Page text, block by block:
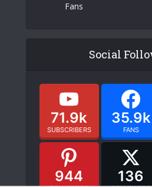
Fans
Social
71.9k
SUBSCRIBERS
35.9k
FANS
944 136